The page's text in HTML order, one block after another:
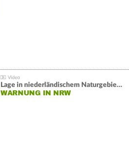
Lage in niederländischem Naturgebiet stabil
WARNUNG IN NRW